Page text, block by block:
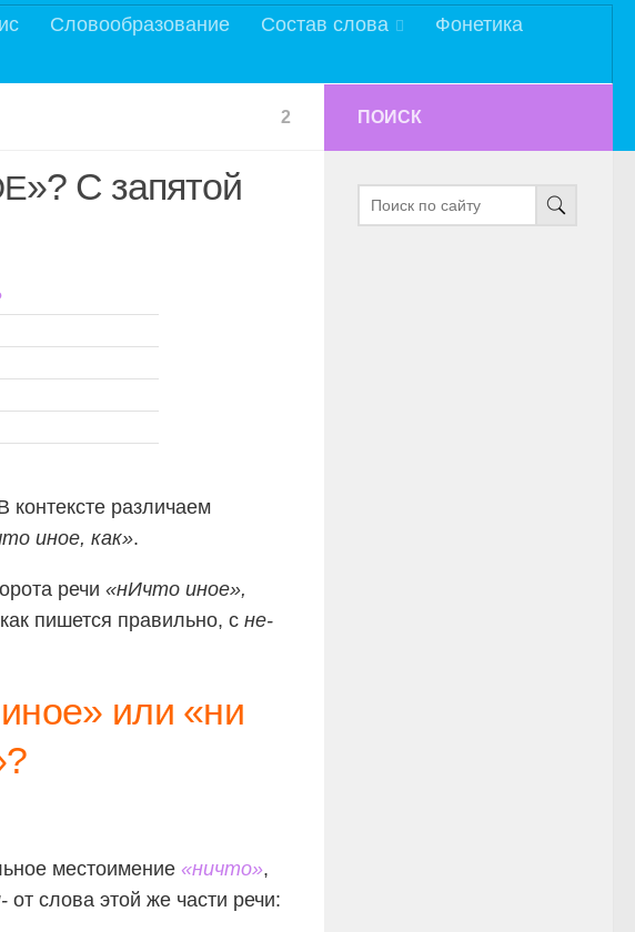
Словообразование Состав слова
Фонетика
2
»? С запятой
контексте различаем
иное, как».
речи «нИчто иное»,
пишется правильно, с не-
или «ни
местоимение «ничто»,
от слова этой же части речи:
ПОИСК